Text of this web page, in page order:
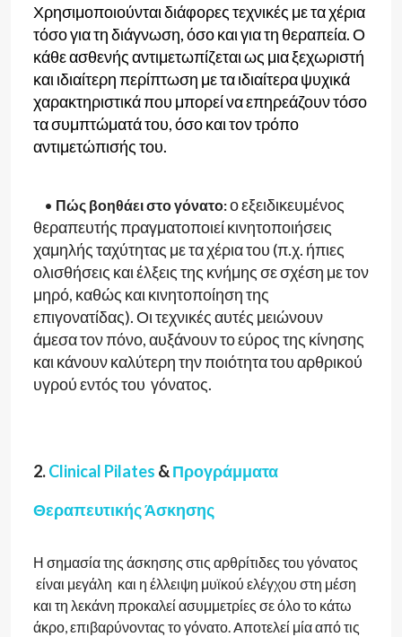
Χρησιμοποιούνται διάφορες τεχνικές με τα χέρια
τόσο για τη διάγνωση, όσο και για τη θεραπεία. Ο
κάθε ασθενής αντιμετωπίζεται ως μια ξεχωριστή
και ιδιαίτερη περίπτωση με τα ιδιαίτερα ψυχικά
χαρακτηριστικά που μπορεί να επηρεάζουν τόσο
τα συμπτώματά του, όσο και τον τρόπο
αντιμετώπισής του.
• Πώς βοηθάει στο γόνατο:ο εξειδικευμένος
θεραπευτής πραγματοποιεί κινητοποιήσεις
χαμηλής ταχύτητας με τα χέρια του (π.χ. ήπιες
ολισθήσεις και έλξεις της κνήμης σε σχέση με τον
μηρό, καθώς και κινητοποίηση της
επιγονατίδας). Οι τεχνικές αυτές μειώνουν
άμεσα τον πόνο, αυξάνουν το εύρος της κίνησης
και κάνουν καλύτερη την ποιότητα του αρθρικού
υγρού εντός του γόνατος.
2.Clinical Pilates &Προγράμματα
Θεραπευτικής Άσκησης
Η σημασία της άσκησης στις αρθρίτιδες του γόνατος
είναι μεγάλη και η έλλειψη μυϊκού ελέγχου στη μέση
και τη λεκάνη προκαλεί ασυμμετρίες σε όλο το κάτω
άκρο, επιβαρύνοντας το γόνατο. Aποτελεί μία από τις